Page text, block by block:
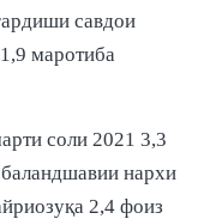
савдои
маротиба
соли 2021 3,3
нархи
2,4 фоиз